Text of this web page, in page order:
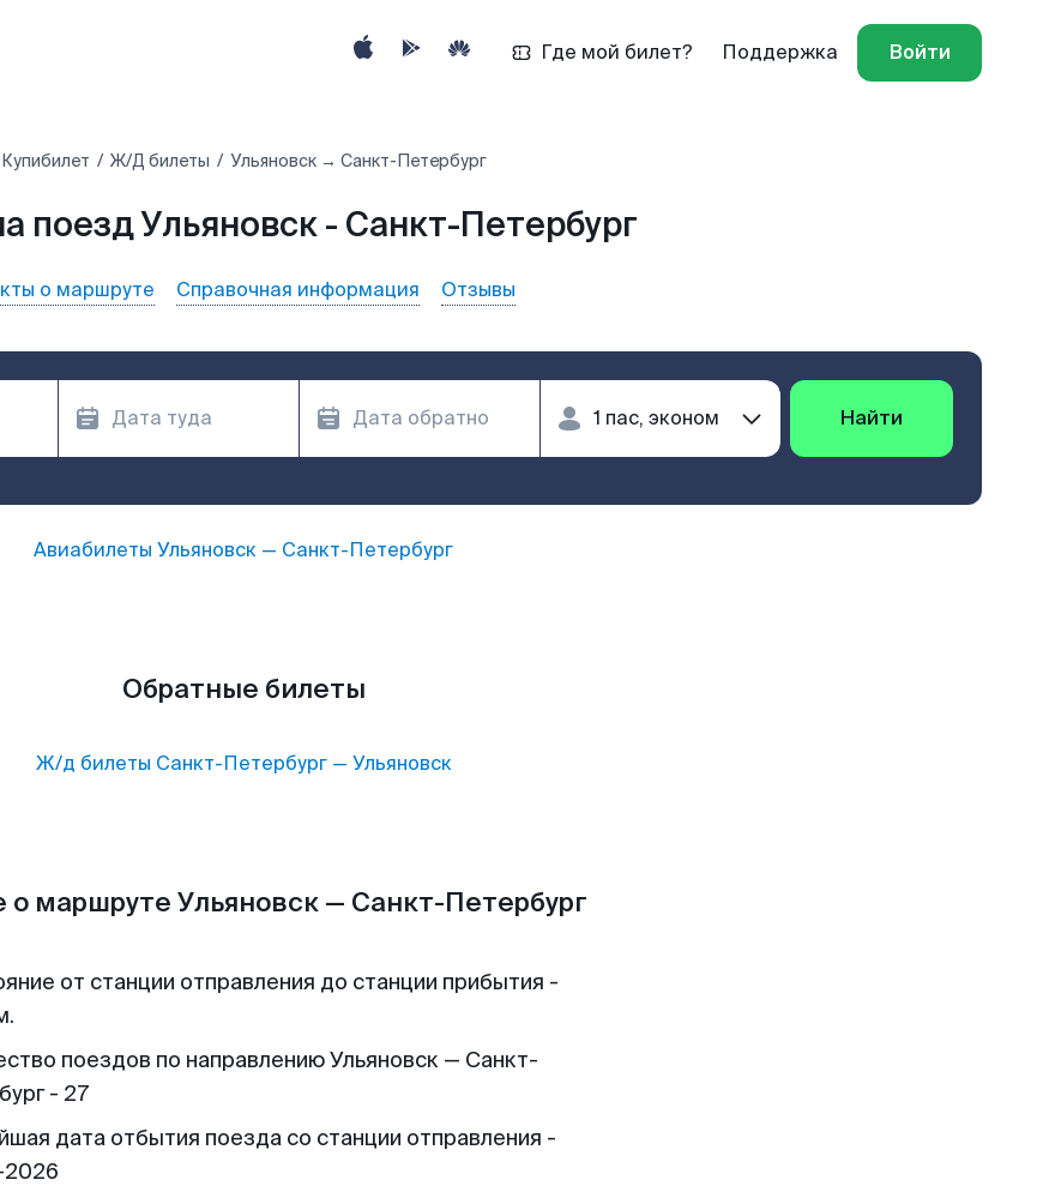
Где мой билет? Поддержка Войти
Купибилет Ж/Д билеты Ульяновск → Санкт-Петербург
поезд Ульяновск - Санкт-Петербург
о маршруте Справочная информация Отзывы
Найти
Авиабилеты Ульяновск — Санкт-Петербург
Обратные билеты
Ж/д билеты Санкт-Петербург— Ульяновск
маршруте Ульяновск — Санкт-Петербург
от станции отправления до станции прибытия -
поездов по направлению Ульяновск — Санкт-
- 27
дата отбытия поезда со станции отправления -